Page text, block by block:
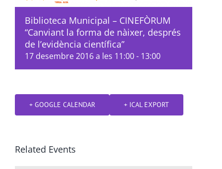
Biblioteca Municipal – CINEFÒRUM
“Canviant la forma de nàixer, després
de l’evidència científica”
17 desembre 2016 a les 11:00- 13:00
+ GOOGLE CALENDAR + ICAL EXPORT
Related Events